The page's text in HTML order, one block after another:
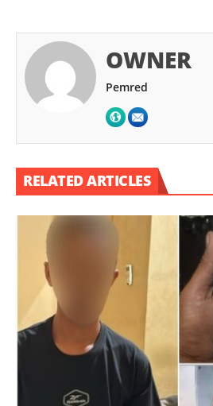
OWNER
Pemred
RELATED ARTICLES